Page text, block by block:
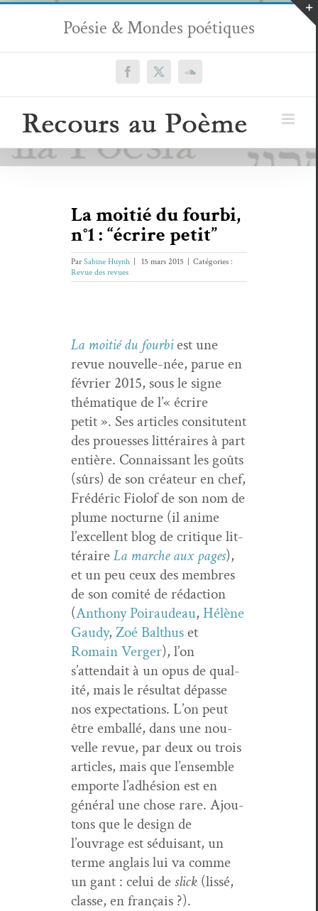
Passer
contenu
Poésie & Mondes poétiques
Facebook
X SoundCloud
La moitié du fourbi,
n°1 : “écrire petit”
ParSabine Huynh 15 mars 2015
Catégories :
Revue des revues
La moitié du four­biest une
revue nou­velle-née, parue en
févri­er 2015, sous le signe
thé­ma­tique de l’« écrire
petit ». Ses arti­cles con­si­tu­tent
des prouess­es lit­téraires à part
entière. Con­nais­sant les goûts
(sûrs) de son créa­teur en chef,
Frédéric Fiolof de son nom de
plume noc­turne (il ani­me
l’excellent blog de cri­tique lit­
téraireLa marche aux pages),
et un peu ceux des mem­bres
de son comité de rédac­tion
(Antho­ny Poiraudeau, Hélène
Gaudy, Zoé Balthuset
Romain Verg­er), l’on
s’attendait à un opus de qual­
ité, mais le résul­tat dépasse
nos expec­ta­tions. L’on peut
être embal­lé, dans une nou­
velle revue, par deux ou trois
arti­cles, mais que l’ensemble
emporte l’adhésion est en
général une chose rare. Ajou­
tons que le design de
l’ouvrage est séduisant, un
terme anglais lui va comme
un gant : celui deslick (lis­sé,
classe, en français ?).